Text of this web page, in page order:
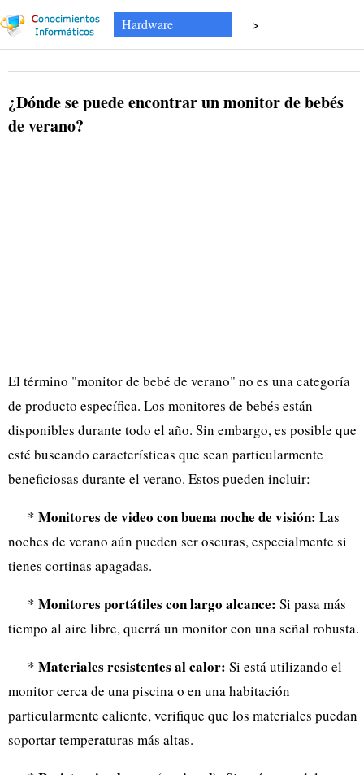
Hardware >
¿Dónde se puede encontrar un monitor de bebés
de verano?
El término "monitor de bebé de verano" no es una categoría
de producto específica. Los monitores de bebés están
disponibles durante todo el año. Sin embargo, es posible que
esté buscando características que sean particularmente
beneficiosas durante el verano. Estos pueden incluir:
* Monitores de video con buena noche de visión: Las
noches de verano aún pueden ser oscuras, especialmente si
tienes cortinas apagadas.
* Monitores portátiles con largo alcance: Si pasa más
tiempo al aire libre, querrá un monitor con una señal robusta.
* Materiales resistentes al calor: Si está utilizando el
monitor cerca de una piscina o en una habitación
particularmente caliente, verifique que los materiales puedan
soportar temperaturas más altas.